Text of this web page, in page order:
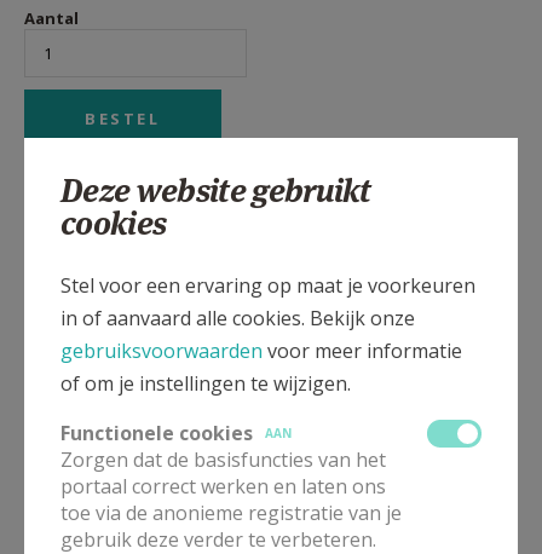
Aantal
God geschapen? Dat is de centrale vraag in 'Het
wezen van het christendom' (1841), het hoofdwerk
van de Duitse filosoof Ludwig Feuerbach. Dit boek
wordt algemeen beschouwd als een van de
belangrijkste en invloedrijkste godsdienstkritieken in
de moderne filosofie. Hierin benadert hij religie
vanuit een humanistisch perspectief en onderzoekt
hij het idee dat goddelijkheid een uiterlijke projectie
Deze website gebruikt
cookies
Stel voor een ervaring op maat je voorkeuren
in of aanvaard alle cookies. Bekijk onze
gebruiksvoorwaarden voor meer informatie
of om je instellingen te wijzigen.
Functionele cookies
AAN
Zorgen dat de basisfuncties van het
portaal correct werken en laten ons
toe via de anonieme registratie van je
gebruik deze verder te verbeteren.